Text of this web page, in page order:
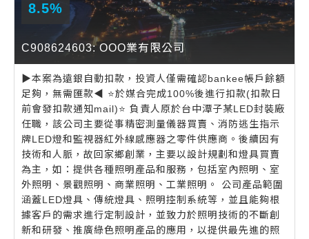
C908624603: OOO業有限公司
8.5%
▶️本案為遠銀自動扣款，投資人僅需確認bankee帳戶餘額
足夠，無需匯款◀️ ⭐️於媒合完成100%後進行扣款(扣款日
前會發扣款通知mail)⭐️ 負責人原於台中潭子某LED封裝廠
任職，該公司主要從事精密測量儀器買賣、消防逃生指示
牌LED燈和監視器紅外線感應器之零件供應商。後續因有
技術和人脈，故回家鄉創業，主要以設計規劃和燈具買賣
為主，如：提供各種照明產品和服務，包括室內照明、室
外照明、景觀照明、商業照明、工業照明。 公司產品範圍
涵蓋LED燈具、傳統燈具、照明控制系統等，並且能夠根
據客戶的需求進行定制設計，並致力於照明技術的不斷創
新和研發、推廣綠色照明產品的應用，以提供最先進的照